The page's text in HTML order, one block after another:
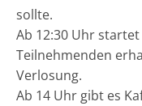
sollte.
Ab 12:30 Uhr
Teilnehmenden
Verlosung.
Ab 14 Uhr gibt es